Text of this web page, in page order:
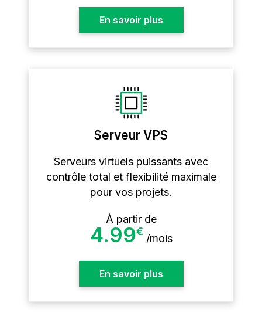
En savoir plus
Serveur VPS
Serveurs virtuels puissants avec
contrôle total et flexibilité maximale
pour vos projets.
À partir de
4.99€
/mois
En savoir plus